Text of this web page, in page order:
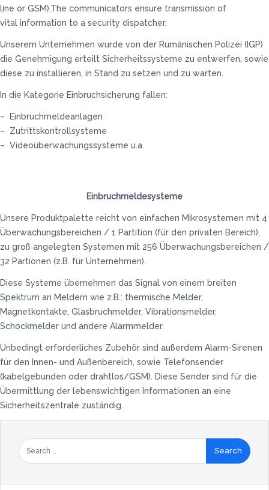
line or GSM).The communicators ensure transmission of
vital information to a security dispatcher.
Unserem Unternehmen wurde von der Rumänischen Polizei (IGP)
die Genehmigung erteilt Sicherheitssysteme zu entwerfen, sowie
diese zu installieren, in Stand zu setzen und zu warten.
In die Kategorie Einbruchsicherung fallen:
– Einbruchmeldeanlagen
– Zutrittskontrollsysteme
– Videoüberwachungssysteme u.a.
Einbruchmeldesysteme
Unsere Produktpalette reicht von einfachen Mikrosystemen mit 4
Überwachungsbereichen / 1 Partition (für den privaten Bereich),
zu groß angelegten Systemen mit 256 Überwachungsbereichen /
32 Partionen (z.B. für Unternehmen).
Diese Systeme übernehmen das Signal von einem breiten
Spektrum an Meldern wie z.B.: thermische Melder,
Magnetkontakte, Glasbruchmelder, Vibrationsmelder,
Schockmelder und andere Alarmmelder.
Unbedingt erforderliches Zubehör sind außerdem Alarm-Sirenen
für den Innen- und Außenbereich, sowie Telefonsender
(kabelgebunden oder drahtlos/GSM). Diese Sender sind für die
Übermittlung der lebenswichtigen Informationen an eine
Sicherheitszentrale zuständig.